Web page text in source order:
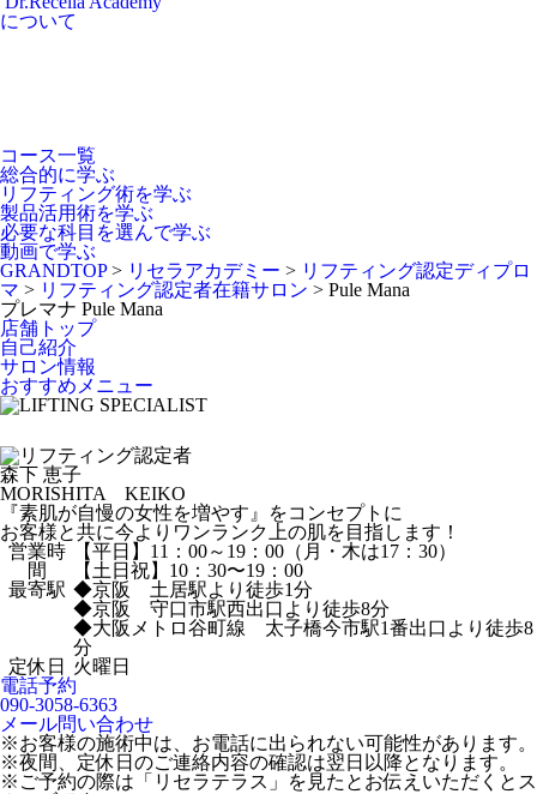
について
コース一覧
総合的に学ぶ
リフティング術を学ぶ
製品活用術を学ぶ
必要な科目を選んで学ぶ
動画で学ぶ
GRANDTOP> リセラアカデミー > リフティング認定ディプロ
マ > リフティング認定者在籍サロン > Pule Mana
プレマナ Pule Mana
店舗トップ
自己紹介
サロン情報
おすすめメニュー
森下 恵子
MORISHITA KEIKO
『素肌が自慢の女性を増やす』をコンセプトに
お客様と共に今よりワンランク上の肌を目指します！
営業時
間
【平日】11：00～19：00（月・木は17：30）
【土日祝】10：30〜19：00
最寄駅 ◆京阪 土居駅より徒歩1分
◆京阪 守口市駅西出口より徒歩8分
◆大阪メトロ谷町線 太子橋今市駅1番出口より徒歩8
分
定休日
火曜日
電話予約
090-3058-6363
メール問い合わせ
※お客様の施術中は、お電話に出られない可能性があります。
※夜間、定休日のご連絡内容の確認は翌日以降となります。
※ご予約の際は「リセラテラス」を見たとお伝えいただくとス